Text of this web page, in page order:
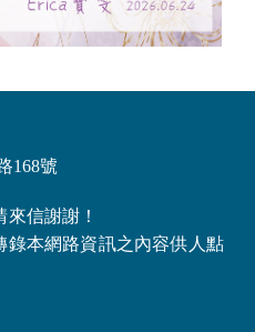
168號
信謝謝！
錄本網路資訊之內容供人點